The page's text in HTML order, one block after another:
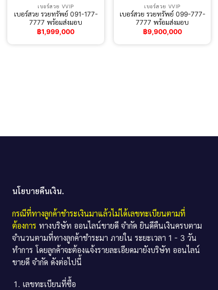
เบอร์สวย VVIP
เบอร์สวย รวยทรัพย์ 091-177-
7777 พร้อมส่งมอบ
฿1,999,000
เบอร์สวย VVIP
เบอร์สวย รวยทรัพย์ 099-777-
7777 พร้อมส่งมอบ
฿9,900,000
นโยบายคืนเงิน.
กรณีที่ทางลูกค้าชำระเงินมาแล้วไม่ได้เลขทะเบียนตามที่
ต้องการ ทางบริษัท ออนไลน์ขายดี จำกัด ยินดีคืนเงินครบตาม
จำนวนตามที่ทางลูกค้าชำระมา ภายใน ระยะเวลา 1 - 3 วัน
ทำการ โดยลูกค้าจะต้องแจ้งรายละเอียดมายังบริษัท ออนไลน์
ขายดี จำกัด ดังต่อไปนี้
เลขทะเบียนที่ซื้อ